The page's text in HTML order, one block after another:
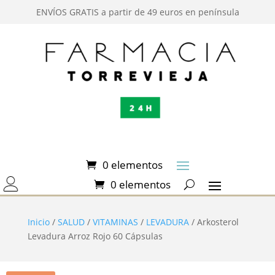
ENVÍOS GRATIS a partir de 49 euros en península
0 elementos
0 elementos
Inicio/ SALUD/ VITAMINAS / LEVADURA/ Arkosterol
Levadura Arroz Rojo 60 Cápsulas